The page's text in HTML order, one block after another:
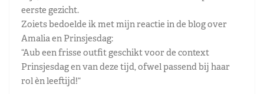
eerste gezicht.
Zoiets bedoelde ik met mijn reactie in de blog over
Amalia en Prinsjesdag:
“Aub een frisse outfit geschikt voor de context
Prinsjesdag en van deze tijd, ofwel passend bij haar
rol èn leeftijd!“